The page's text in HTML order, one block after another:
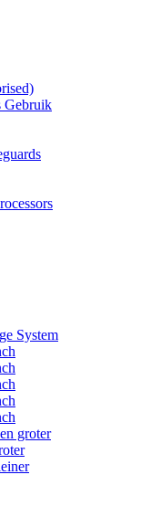
Gebruik
System
groter